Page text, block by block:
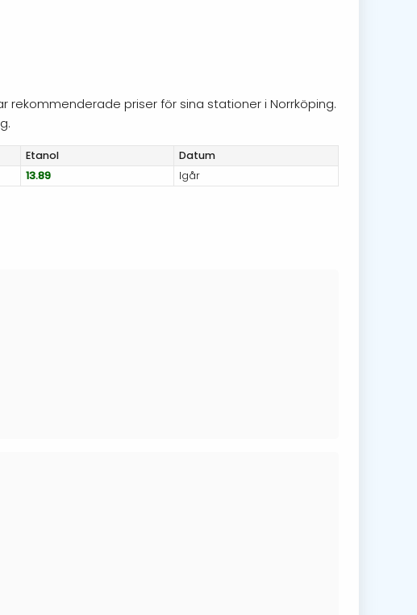
rekommenderade priser för sina stationer i Norrköping.
Etanol
Datum
13.89 Igår